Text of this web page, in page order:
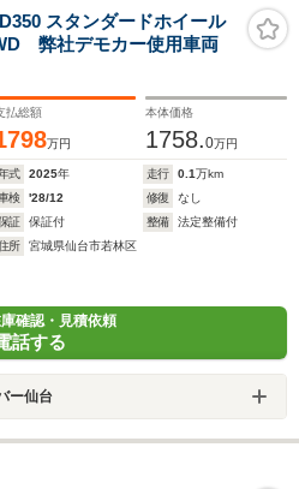
スタンダードホイール
弊社デモカー使用車両
払総額
万円
本体価格
1758.0万円
式 2025年 走行 0.1万km
検
'28/12 修復
なし
証
保証付 整備
法定整備付
所
宮城県仙台市若林区
確認・見積依頼
話する
ー仙台